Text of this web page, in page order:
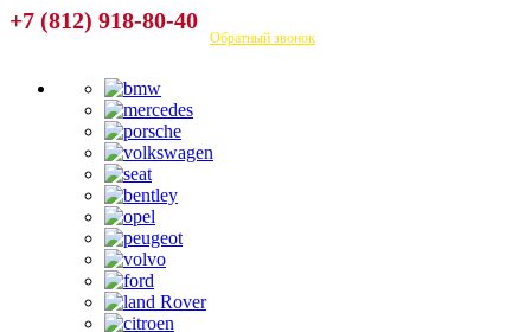
+7 (812) 918-80-40
Посмотреть на карте Обратный звонок